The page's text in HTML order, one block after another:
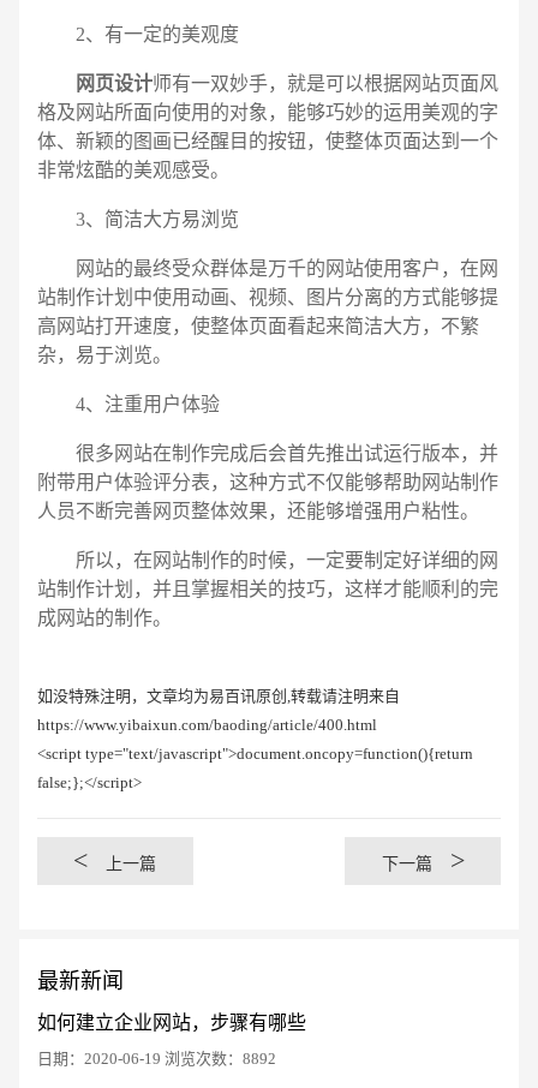
2、有一定的美观度
网页设计师有一双妙手，就是可以根据网站页面风
格及网站所面向使用的对象，能够巧妙的运用美观的字
体、新颖的图画已经醒目的按钮，使整体页面达到一个
非常炫酷的美观感受。
3、简洁大方易浏览
网站的最终受众群体是万千的网站使用客户，在网
站制作计划中使用动画、视频、图片分离的方式能够提
高网站打开速度，使整体页面看起来简洁大方，不繁
杂，易于浏览。
4、注重用户体验
很多网站在制作完成后会首先推出试运行版本，并
附带用户体验评分表，这种方式不仅能够帮助网站制作
人员不断完善网页整体效果，还能够增强用户粘性。
所以，在网站制作的时候，一定要制定好详细的网
站制作计划，并且掌握相关的技巧，这样才能顺利的完
成网站的制作。
如没特殊注明，文章均为易百讯原创,转载请注明来自
https://www.yibaixun.com/baoding/article/400.html
<script type="text/javascript">document.oncopy=function(){return
false;};</script>
< 上一篇 下一篇 >
最新新闻
如何建立企业网站，步骤有哪些
日期：2020-06-19 浏览次数：8892
创意品牌型网站 · 标准企业官网建设